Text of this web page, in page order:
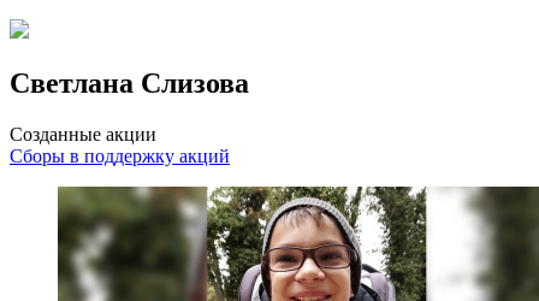
Светлана Слизова
Созданные акции
Сборы в поддержку акций